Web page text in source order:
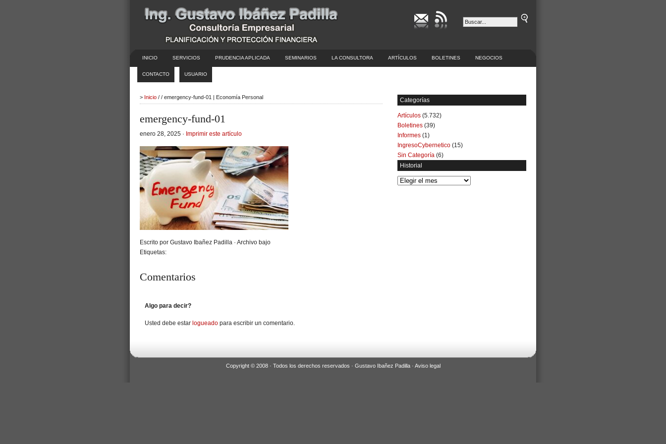
INICIO SERVICIOS PRUDENCIA APLICADA SEMINARIOS LA CONSULTORA ARTÍCULOS BOLETINES NEGOCIOS
CONTACTO USUARIO
> Inicio / / emergency-fund-01 | Economía Personal
emergency-fund-01
enero 28, 2025 · Imprimir este artículo
Escrito por Gustavo Ibañez Padilla · Archivo bajo
Etiquetas:
Comentarios
Algo para decir?
Usted debe estar logueado para escribir un comentario.
Categorías
Artículos (5.732)
Boletines (39)
Informes (1)
IngresoCybernetico (15)
Sin Categoría (6)
Historial
Historial
Copyright © 2008 · Todos los derechos reservados · Gustavo Ibañez Padilla · Aviso legal